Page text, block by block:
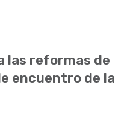
las reformas de
encuentro de la